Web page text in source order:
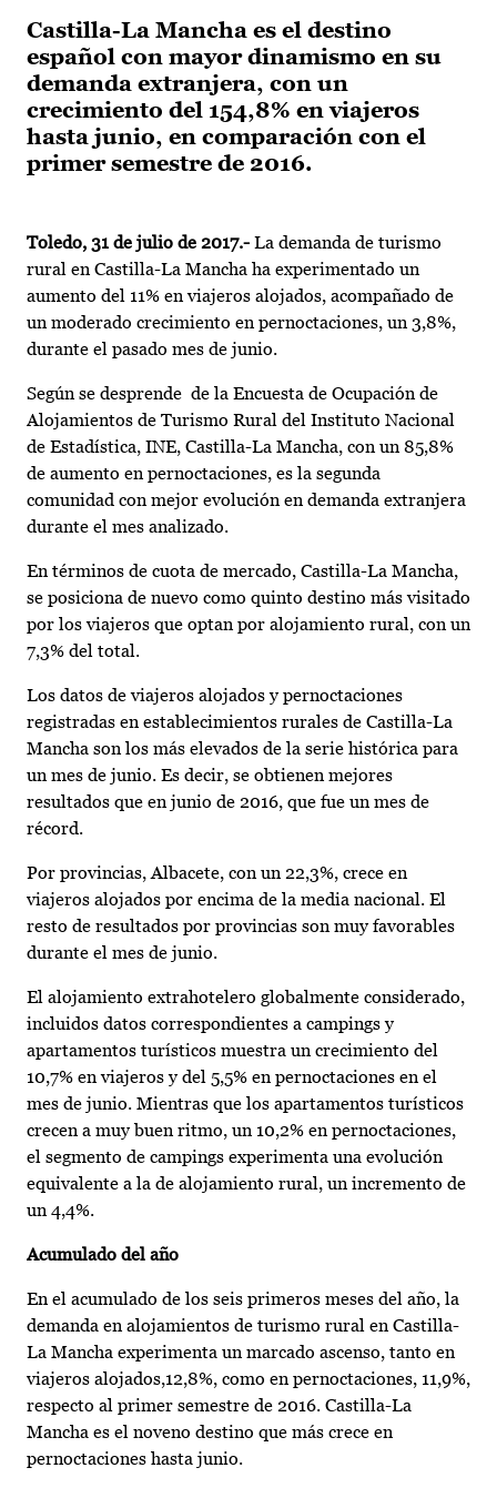
Castilla-La Mancha es el destino
español con mayor dinamismo en su
demanda extranjera, con un
crecimiento del 154,8% en viajeros
hasta junio, en comparación con el
primer semestre de 2016.
Toledo, 31 de julio de 2017.- La demanda de turismo
rural en Castilla-La Mancha ha experimentado un
aumento del 11% en viajeros alojados, acompañado de
un moderado crecimiento en pernoctaciones, un 3,8%,
durante el pasado mes de junio.
Según se desprende de la Encuesta de Ocupación de
Alojamientos de Turismo Rural del Instituto Nacional
de Estadística, INE, Castilla-La Mancha, con un 85,8%
de aumento en pernoctaciones, es la segunda
comunidad con mejor evolución en demanda extranjera
durante el mes analizado.
En términos de cuota de mercado, Castilla-La Mancha,
se posiciona de nuevo como quinto destino más visitado
por los viajeros que optan por alojamiento rural, con un
7,3% del total.
Los datos de viajeros alojados y pernoctaciones
registradas en establecimientos rurales de Castilla-La
Mancha son los más elevados de la serie histórica para
un mes de junio. Es decir, se obtienen mejores
resultados que en junio de 2016, que fue un mes de
récord.
Por provincias, Albacete, con un 22,3%, crece en
viajeros alojados por encima de la media nacional. El
resto de resultados por provincias son muy favorables
durante el mes de junio.
El alojamiento extrahotelero globalmente considerado,
incluidos datos correspondientes a campings y
apartamentos turísticos muestra un crecimiento del
10,7% en viajeros y del 5,5% en pernoctaciones en el
mes de junio. Mientras que los apartamentos turísticos
crecen a muy buen ritmo, un 10,2% en pernoctaciones,
el segmento de campings experimenta una evolución
equivalente a la de alojamiento rural, un incremento de
un 4,4%.
Acumulado del año
En el acumulado de los seis primeros meses del año, la
demanda en alojamientos de turismo rural en Castilla-
La Mancha experimenta un marcado ascenso, tanto en
viajeros alojados,12,8%, como en pernoctaciones, 11,9%,
respecto al primer semestre de 2016. Castilla-La
Mancha es el noveno destino que más crece en
pernoctaciones hasta junio.